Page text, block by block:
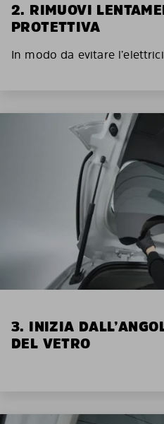
2. RIMUOVI
PROTETTIVA
In modo da evitare
3. INIZIA
DEL VETRO